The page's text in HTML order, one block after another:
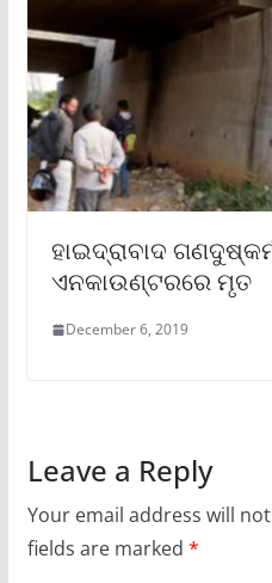
ହାଇଦ୍ରାବାଦ
ଏନକାଉଣ୍ଟରରେ ମୃତ
December 6, 2019
Leave a Reply
Your email address will
fields are marked *